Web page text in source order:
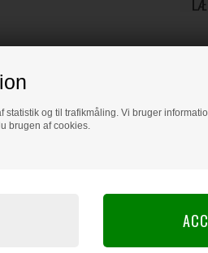
statistik og til trafikmåling. Vi bruger
brugen af cookies.